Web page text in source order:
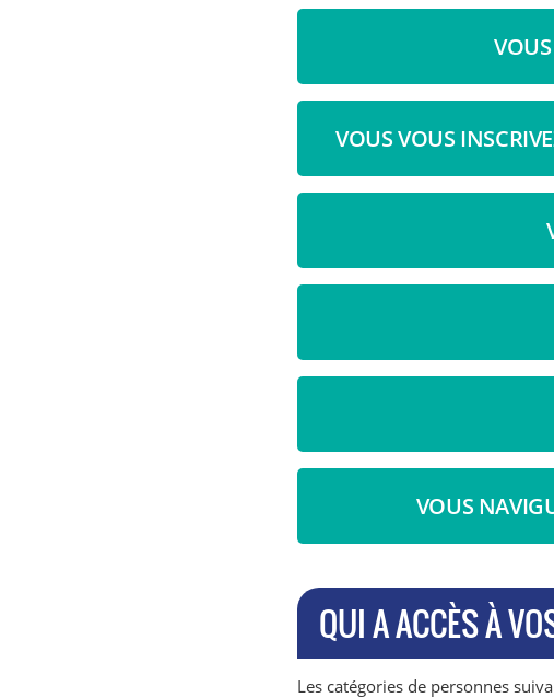
VOUS VOUS
VOUS
QUI A ACCÈS À
Les catégories de personnes